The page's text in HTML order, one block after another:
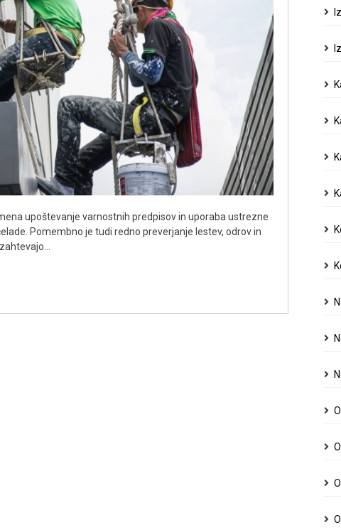
upoštevanje varnostnih predpisov in uporaba ustrezne
Pomembno je tudi redno preverjanje lestev, odrov in